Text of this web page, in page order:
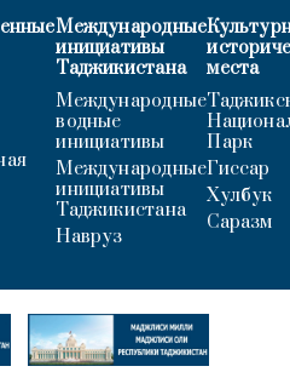
Международные
инициативы
Таджикистана
Международные
водные
инициативы
Международные
инициативы
Таджикистана
Навруз
места
Парк
Гиссар
Хулбук
Саразм